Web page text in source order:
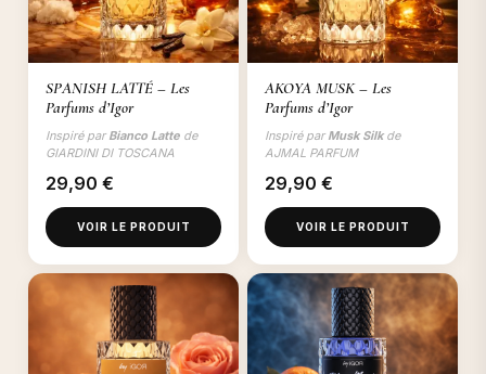
SPANISH LATTÉ – Les
Parfums d’Igor
Inspiré par Bianco Latte de
GIARDINI DI TOSCANA
29,90 €
VOIR LE PRODUIT
AKOYA MUSK – Les
Parfums d’Igor
Inspiré par Musk Silkde
AJMAL PARFUM
29,90 €
VOIR LE PRODUIT